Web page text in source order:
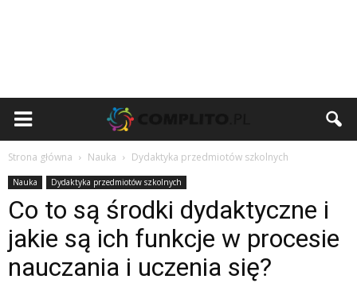
Strona główna Nauka Dydaktyka przedmiotów szkolnych
Nauka Dydaktyka przedmiotów szkolnych
Co to są środki dydaktyczne i
jakie są ich funkcje w procesie
nauczania i uczenia się?